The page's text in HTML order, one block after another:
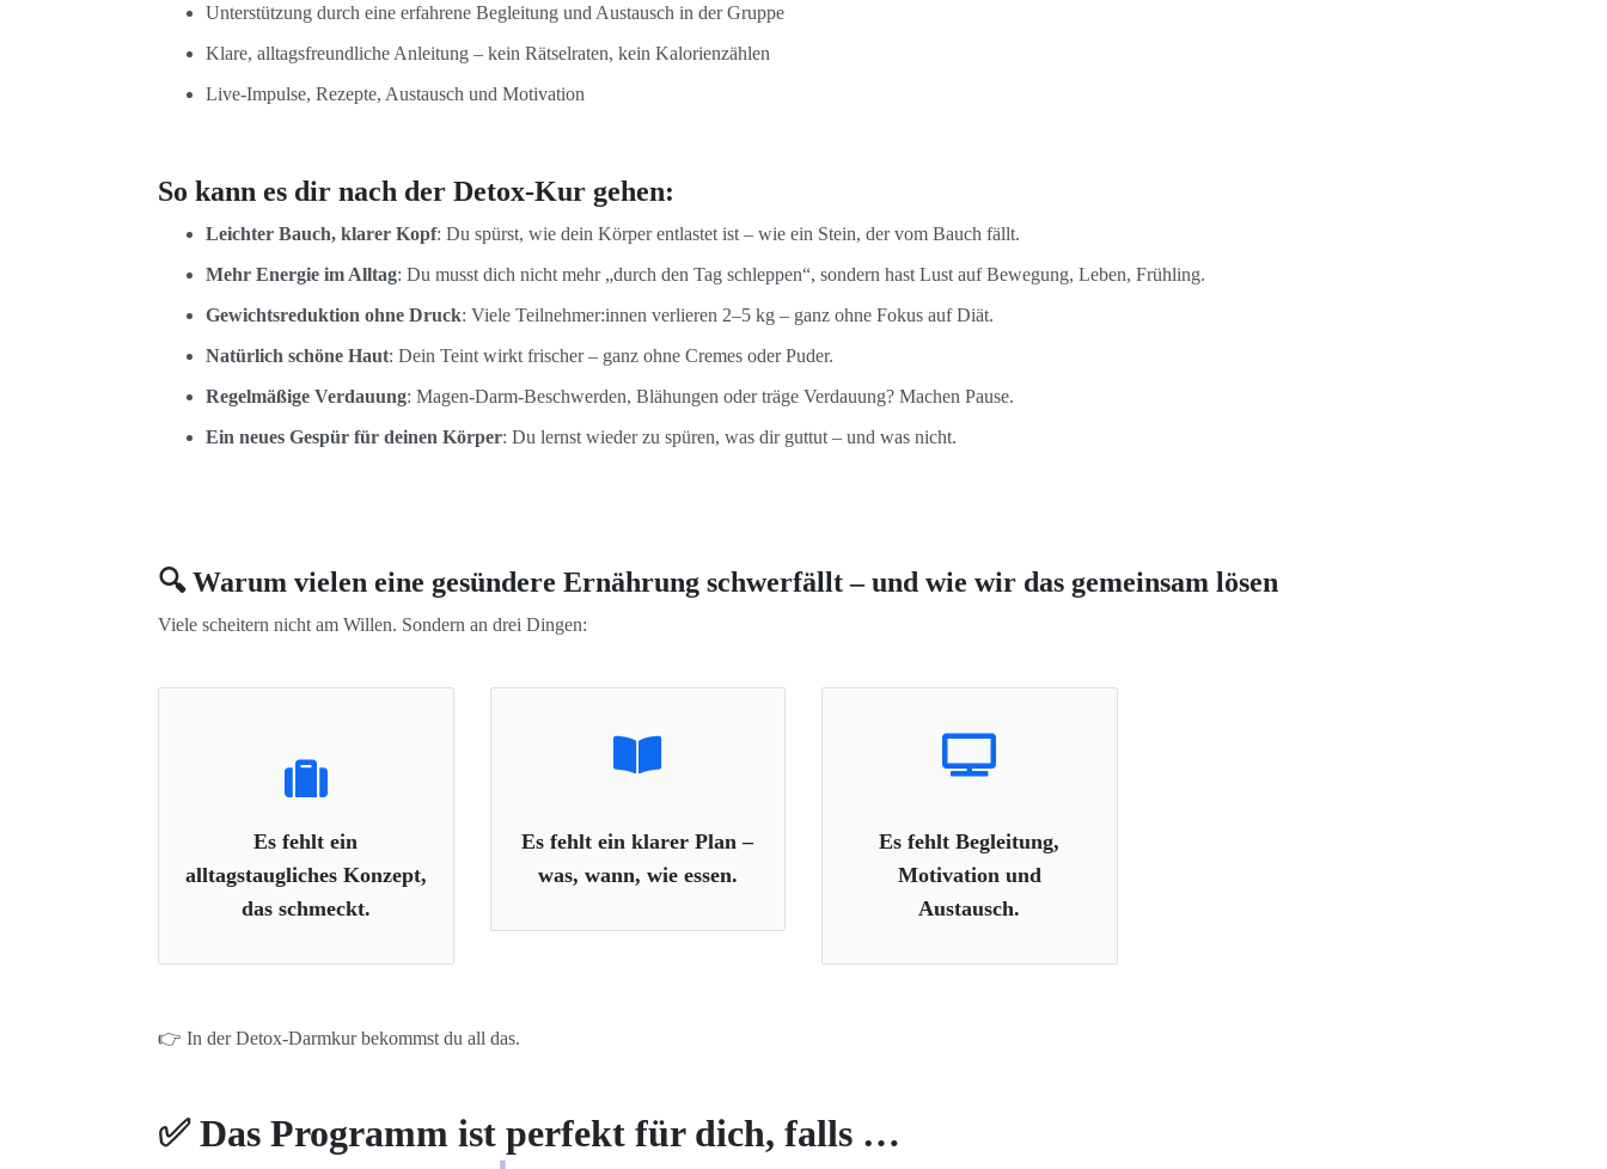
Unterstützung durch eine erfahrene Begleitung und Austausch in der Gruppe
Klare, alltagsfreundliche Anleitung – kein Rätselraten, kein Kalorienzählen
Live-Impulse, Rezepte, Austausch und Motivation
So kann es dir nach der Detox-Kur gehen:
Leichter Bauch, klarer Kopf: Du spürst, wie dein Körper entlastet ist – wie ein Stein, der vom Bauch fällt.
Mehr Energie im Alltag: Du musst dich nicht mehr „durch den Tag schleppen“, sondern hast Lust auf Bewegung, Leben, Frühling.
Gewichtsreduktion ohne Druck: Viele Teilnehmer:innen verlieren 2–5 kg – ganz ohne Fokus auf Diät.
Natürlich schöne Haut: Dein Teint wirkt frischer – ganz ohne Cremes oder Puder.
Regelmäßige Verdauung: Magen-Darm-Beschwerden, Blähungen oder träge Verdauung? Machen Pause.
Ein neues Gespür für deinen Körper: Du lernst wieder zu spüren, was dir guttut – und was nicht.
🔍 Warum vielen eine gesündere Ernährung schwerfällt – und wie wir das gemeinsam lösen
Viele scheitern nicht am Willen. Sondern an drei Dingen:
Es fehlt ein
alltagstaugliches Konzept,
das schmeckt.
Es fehlt ein klarer Plan –
was, wann, wie essen.
Es fehlt Begleitung,
Motivation und
Austausch.
👉 In der Detox-Darmkur bekommst du all das.
✅Das Programm ist perfekt für dich, falls …